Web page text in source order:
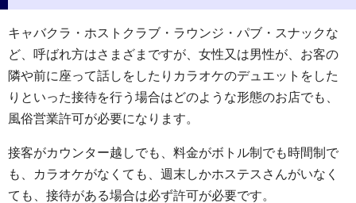
キャバクラ・ホストクラブ・ラウンジ・パブ・スナックな
ど、呼ばれ方はさまざまですが、女性又は男性が、お客の
隣や前に座って話しをしたりカラオケのデュエットをした
りといった接待を行う場合はどのような形態のお店でも、
風俗営業許可が必要になります。
接客がカウンター越しでも、料金がボトル制でも時間制で
も、カラオケがなくても、週末しかホステスさんがいなく
ても、接待がある場合は必ず許可が必要です。